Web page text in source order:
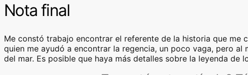
Nota final
Me constó trabajo encontrar el referente de la historia que me
quien me ayudó a encontrar la regencia, un poco vaga, pero
del mar. Es posible que haya más detalles sobre la leyenda